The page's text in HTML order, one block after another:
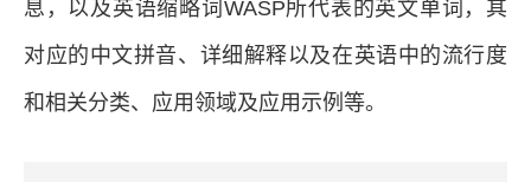
息，以及英语缩略词WASP所代表的英文单词，其
对应的中文拼音、详细解释以及在英语中的流行度
和相关分类、应用领域及应用示例等。